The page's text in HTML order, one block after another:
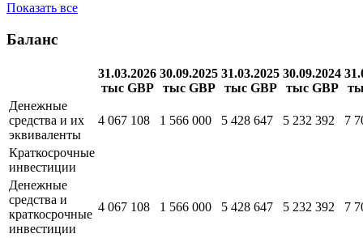
Показать все
Баланс
31.03.2026
тыс GBP
30.09.2025
тыс GBP
31.03.2025
тыс GBP
30.09.2024
тыс GBP
Денежные
средства и их
эквиваленты
4 067 108 1 566 000 5 428 647 5 232 392 7
Краткосрочные
инвестиции
Денежные
средства и
краткосрочные
инвестиции
4 067 108 1 566 000 5 428 647 5 232 392 7